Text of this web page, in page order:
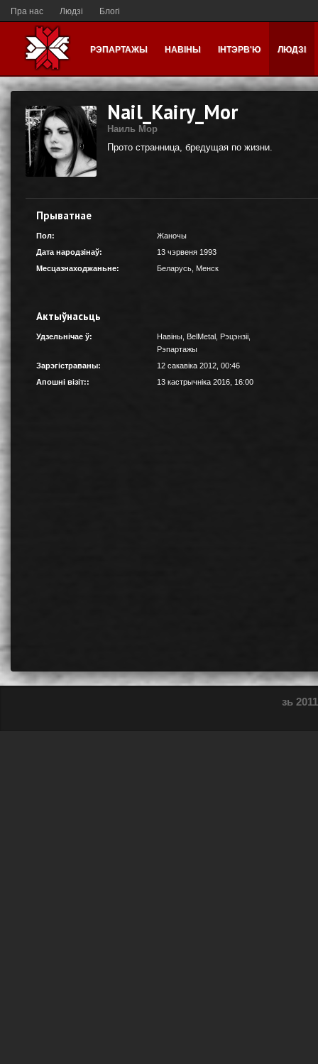
Пра нас Людзі Блогі
РЭПАРТАЖЫ НАВІНЫ ІНТЭРВ'Ю ЛЮДЗІ
Nail_Kairy_Mor
Наиль Мор
Прото странница, бредущая по жизни.
Прыватнае
Пол:
Жаночы
Дата народзінаў:
13 чэрвеня 1993
Месцазнаходжаньне:
Беларусь Менск
Актыўнасьць
Удзельнічае ў: Навіны BelMetal Рэцэнзіі
Рэпартажы
Зарэгістраваны:
12 сакавіка 2012, 00:46
Апошні візіт::
13 кастрычніка 2016, 16:00
зь 2011